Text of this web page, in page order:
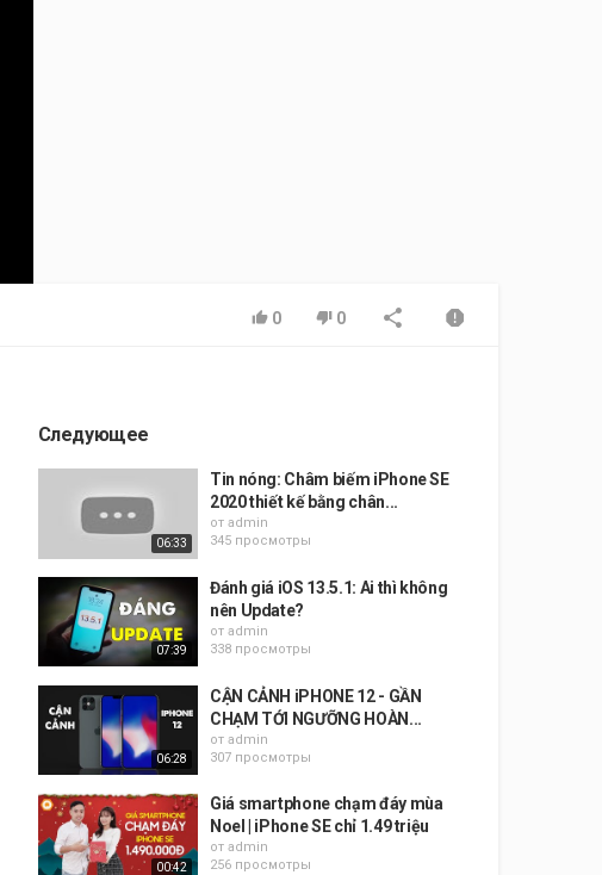
0 0
Следующее
06:33
Tin nóng: Châm biếm iPhone SE
2020 thiết kế bằng chân...
от admin
345 просмотры
07:39
Đánh giá iOS 13.5.1: Ai thì không
nên Update?
от admin
338 просмотры
06:28
CẬN CẢNH iPHONE 12 - GẦN
CHẠM TỚI NGƯỠNG HOÀN...
от admin
307 просмотры
00:42
Giá smartphone chạm đáy mùa
Noel | iPhone SE chỉ 1.49 triệu
от admin
256 просмотры